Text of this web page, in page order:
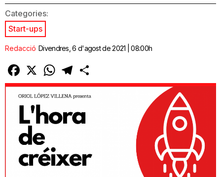
Categories:
Start-ups
Redacció Divendres, 6 d'agost de 2021 | 08:00h
Facebook
X WhatsAppTelegram